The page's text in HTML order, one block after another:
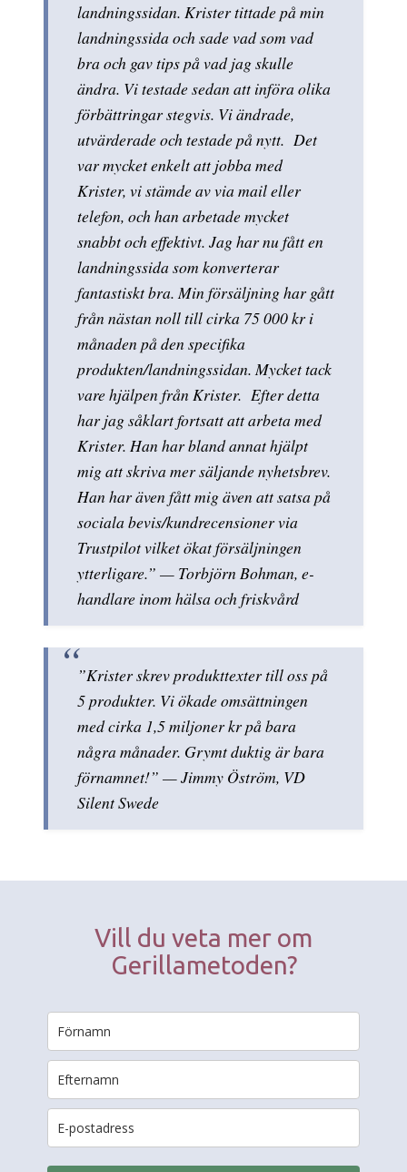
landningssidan. Krister tittade på min
landningssida och sade vad som vad
bra och gav tips på vad jag skulle
ändra. Vi testade sedan att införa olika
förbättringar stegvis. Vi ändrade,
utvärderade och testade på nytt. Det
var mycket enkelt att jobba med
Krister, vi stämde av via mail eller
telefon, och han arbetade mycket
snabbt och effektivt. Jag har nu fått en
landningssida som konverterar
fantastiskt bra. Min försäljning har gått
från nästan noll till cirka 75 000 kr i
månaden på den specifika
produkten/landningssidan. Mycket tack
vare hjälpen från Krister. Efter detta
har jag såklart fortsatt att arbeta med
Krister. Han har bland annat hjälpt
mig att skriva mer säljande nyhetsbrev.
Han har även fått mig även att satsa på
sociala bevis/kundrecensioner via
Trustpilot vilket ökat försäljningen
ytterligare.” — Torbjörn Bohman, e-
handlare inom hälsa och friskvård
”Krister skrev produkttexter till oss på
5 produkter. Vi ökade omsättningen
med cirka 1,5 miljoner kr på bara
några månader. Grymt duktig är bara
förnamnet!” — Jimmy Öström, VD
Silent Swede
Vill du veta mer om
Gerillametoden?